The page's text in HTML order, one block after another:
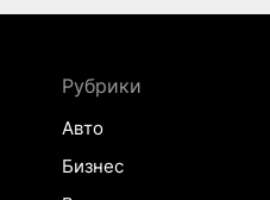
Рубрики
Авто
Бизнес